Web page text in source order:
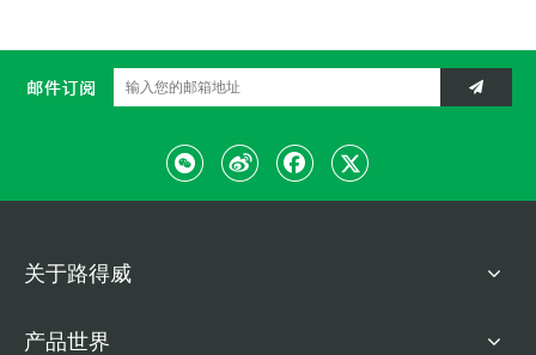
关于路得威
产品世界